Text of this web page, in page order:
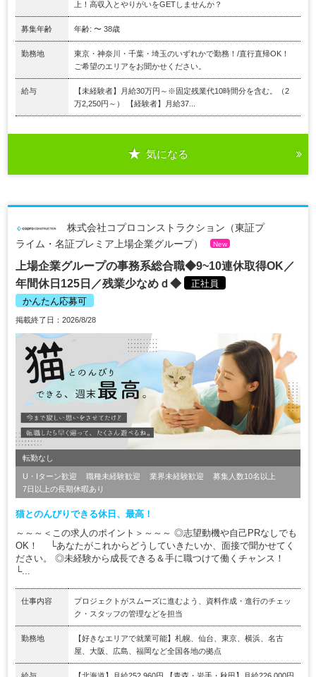
上！高収入とやりがいをGETしませんか？
募集年齢 年齢: 〜 38歳
勤務地
東京・神奈川・千葉・埼玉のいずれかで勤務！/直行直帰OK！
ご希望のエリアをお聞かせください。
給与
【未経験者】月給30万円～※固定残業代10時間分を含む。（2
万2,250円～） 【経験者】月給37...
気になる
株式会社コプロコンストラクション（東証プ
ライム・名証プレミア上場企業グループ）
New
上場企業グループの事務系総合職◆9~10連休取得OK／
年間休日125日／残業少なめｄ◆
正社員
かんたん応募可
掲載終了日：2026/8/28
転勤なし
U・Iターン歓迎 職種未経験歓迎 業界未経験歓迎
募集人数10名以上
7日以上の長期休暇あり
猫とのんびりできる休日、最高！
～～～＜この求人のポイント＞～～～ ◎志望動機や自己PRなしでも
OK！ └あなたがこれからどうしていきたいか、面接で聞かせてく
ださい。 ◎未経験から成長できる＆手に職つけて働くチャンス！
└...
仕事内容
プロジェクトがスムーズに進むよう、資料作成・進行のチェッ
ク・スタッフの管理などを担当
勤務地
【好きなエリアで就業可能】札幌、仙台、東京、横浜、名古
屋、大阪、広島、福岡など全国各地の拠点